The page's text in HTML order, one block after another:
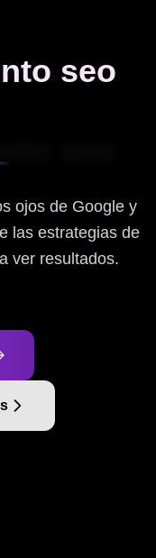
seo
ojos de Google y
las estrategias de
ver resultados.